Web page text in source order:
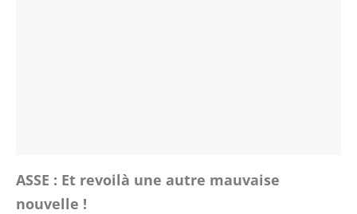
ASSE : Et revoilà une autre mauvaise
nouvelle !